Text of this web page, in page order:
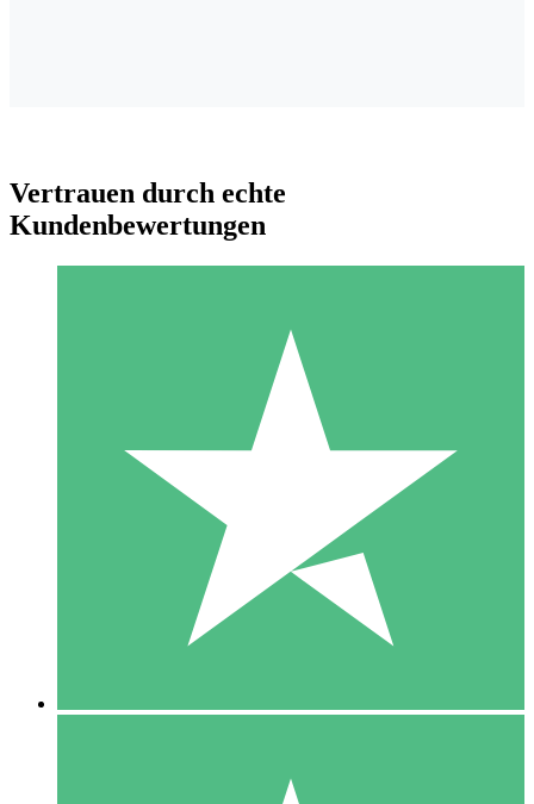
Individuelle Credit-Pakete
Zahlen Sie nach Bedarf mit Download-Credits. Keine
monatliche Verpflichtung erforderlich.
10 00
10 Downloads
Vertrauen durch echte
Kundenbewertungen